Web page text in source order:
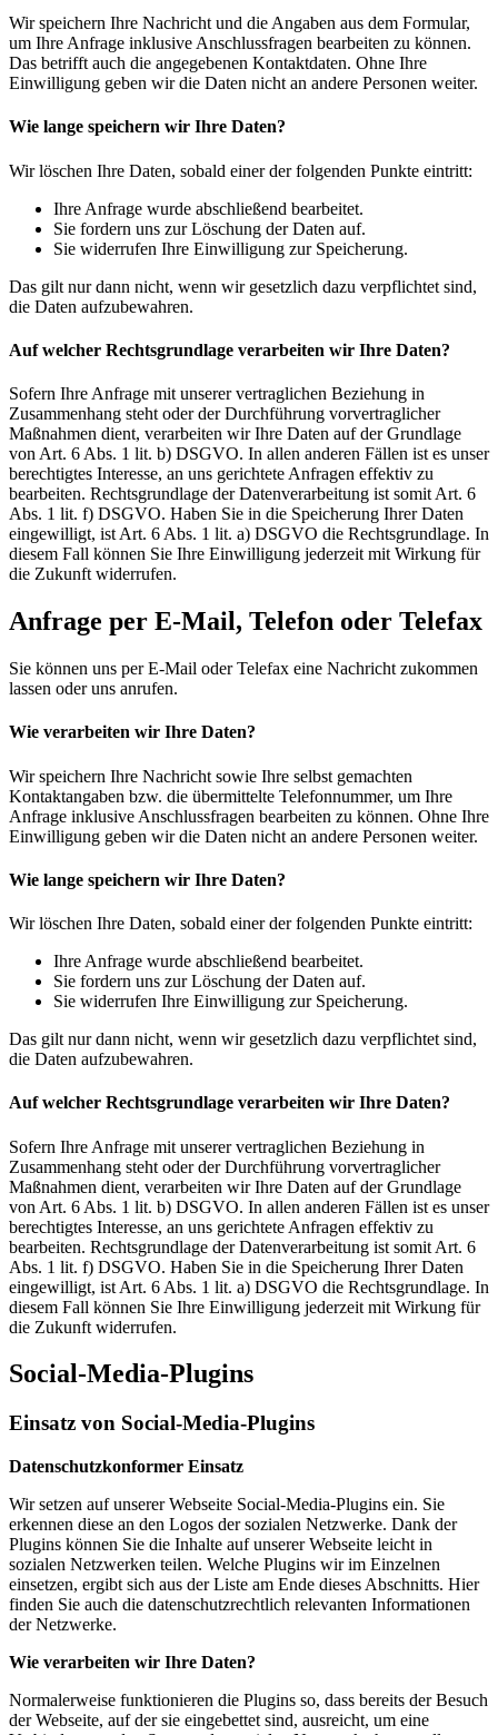
Wir speichern Ihre Nachricht und die Angaben aus dem Formular,
um Ihre Anfrage inklusive Anschlussfragen bearbeiten zu können.
Das betrifft auch die angegebenen Kontaktdaten. Ohne Ihre
Einwilligung geben wir die Daten nicht an andere Personen weiter.
Wie lange speichern wir Ihre Daten?
Wir löschen Ihre Daten, sobald einer der folgenden Punkte eintritt:
Ihre Anfrage wurde abschließend bearbeitet.
Sie fordern uns zur Löschung der Daten auf.
Sie widerrufen Ihre Einwilligung zur Speicherung.
Das gilt nur dann nicht, wenn wir gesetzlich dazu verpflichtet sind,
die Daten aufzubewahren.
Auf welcher Rechtsgrundlage verarbeiten wir Ihre Daten?
Sofern Ihre Anfrage mit unserer vertraglichen Beziehung in
Zusammenhang steht oder der Durchführung vorvertraglicher
Maßnahmen dient, verarbeiten wir Ihre Daten auf der Grundlage
von Art. 6 Abs. 1 lit. b) DSGVO. In allen anderen Fällen ist es unser
berechtigtes Interesse, an uns gerichtete Anfragen effektiv zu
bearbeiten. Rechtsgrundlage der Datenverarbeitung ist somit Art. 6
Abs. 1 lit. f) DSGVO. Haben Sie in die Speicherung Ihrer Daten
eingewilligt, ist Art. 6 Abs. 1 lit. a) DSGVO die Rechtsgrundlage. In
diesem Fall können Sie Ihre Einwilligung jederzeit mit Wirkung für
die Zukunft widerrufen.
Anfrage per E-Mail, Telefon oder Telefax
Sie können uns per E-Mail oder Telefax eine Nachricht zukommen
lassen oder uns anrufen.
Wie verarbeiten wir Ihre Daten?
Wir speichern Ihre Nachricht sowie Ihre selbst gemachten
Kontaktangaben bzw. die übermittelte Telefonnummer, um Ihre
Anfrage inklusive Anschlussfragen bearbeiten zu können. Ohne Ihre
Einwilligung geben wir die Daten nicht an andere Personen weiter.
Wie lange speichern wir Ihre Daten?
Wir löschen Ihre Daten, sobald einer der folgenden Punkte eintritt:
Ihre Anfrage wurde abschließend bearbeitet.
Sie fordern uns zur Löschung der Daten auf.
Sie widerrufen Ihre Einwilligung zur Speicherung.
Das gilt nur dann nicht, wenn wir gesetzlich dazu verpflichtet sind,
die Daten aufzubewahren.
Auf welcher Rechtsgrundlage verarbeiten wir Ihre Daten?
Sofern Ihre Anfrage mit unserer vertraglichen Beziehung in
Zusammenhang steht oder der Durchführung vorvertraglicher
Maßnahmen dient, verarbeiten wir Ihre Daten auf der Grundlage
von Art. 6 Abs. 1 lit. b) DSGVO. In allen anderen Fällen ist es unser
berechtigtes Interesse, an uns gerichtete Anfragen effektiv zu
bearbeiten. Rechtsgrundlage der Datenverarbeitung ist somit Art. 6
Abs. 1 lit. f) DSGVO. Haben Sie in die Speicherung Ihrer Daten
eingewilligt, ist Art. 6 Abs. 1 lit. a) DSGVO die Rechtsgrundlage. In
diesem Fall können Sie Ihre Einwilligung jederzeit mit Wirkung für
die Zukunft widerrufen.
Social-Media-Plugins
Einsatz von Social-Media-Plugins
Datenschutzkonformer Einsatz
Wir setzen auf unserer Webseite Social-Media-Plugins ein. Sie
erkennen diese an den Logos der sozialen Netzwerke. Dank der
Plugins können Sie die Inhalte auf unserer Webseite leicht in
sozialen Netzwerken teilen. Welche Plugins wir im Einzelnen
einsetzen, ergibt sich aus der Liste am Ende dieses Abschnitts. Hier
finden Sie auch die datenschutzrechtlich relevanten Informationen
der Netzwerke.
Wie verarbeiten wir Ihre Daten?
Normalerweise funktionieren die Plugins so, dass bereits der Besuch
der Webseite, auf der sie eingebettet sind, ausreicht, um eine